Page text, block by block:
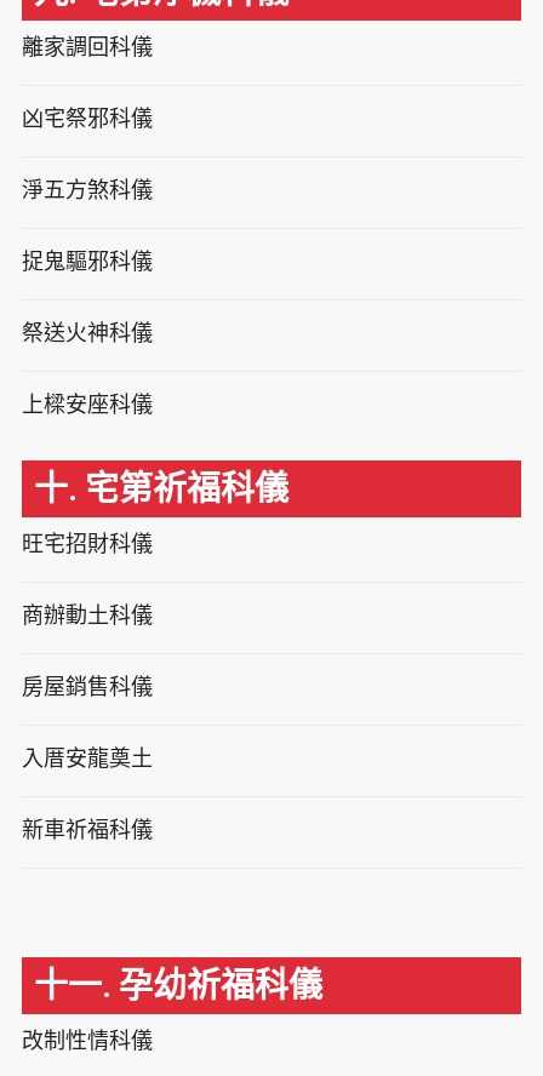
離家調回科儀
凶宅祭邪科儀
淨五方煞科儀
捉鬼驅邪科儀
祭送火神科儀
上樑安座科儀
十. 宅第祈福科儀
旺宅招財科儀
商辦動土科儀
房屋銷售科儀
入厝安龍奠土
新車祈福科儀
十一. 孕幼祈福科儀
改制性情科儀